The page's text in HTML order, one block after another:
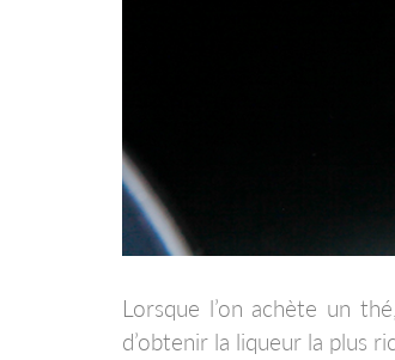
Lorsque l’on achète un
d’obtenir la liqueur la plus